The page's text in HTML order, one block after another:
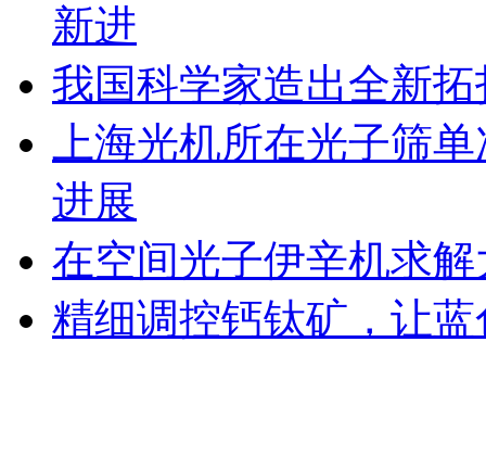
新进
我国科学家造出全新拓
上海光机所在光子筛
进展
在空间光子伊辛机求
精细调控钙钛矿，让